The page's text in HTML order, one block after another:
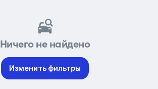
Ничего не найдено
Изменить фильтры